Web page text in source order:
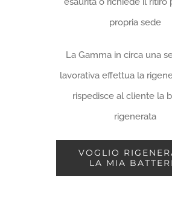
propria sede
La Gamma in circa una
lavorativa effettua la
rispedisce al cliente la
rigenerata
VOGLIO
LA MIA